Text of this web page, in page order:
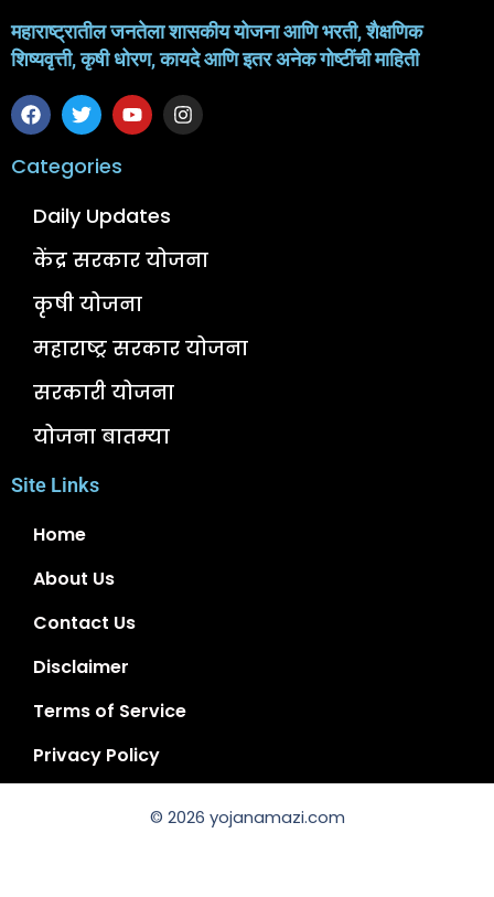
महाराष्ट्रातील जनतेला शासकीय योजना आणि भरती, शैक्षणिक
शिष्यवृत्ती, कृषी धोरण, कायदे आणि इतर अनेक गोष्टींची माहिती
Categories
Daily Updates
केंद्र सरकार योजना
कृषी योजना
महाराष्ट्र सरकार योजना
सरकारी योजना
योजना बातम्या
Site Links
Home
About Us
Contact Us
Disclaimer
Terms of Service
Privacy Policy
© 2026 yojanamazi.com